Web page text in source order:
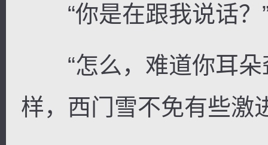
“你是在跟我说话？
“怎么，难道你耳朵
样，西门雪不免有些激